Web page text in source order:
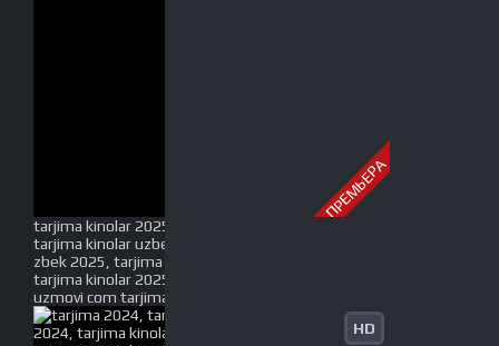
ПРЕМЬЕРА
tarjima kinolar 2025, uzbek tarjima kinolar 2025,
tarjima kinolar uzbek tilida 2025, tarjima kinolar o
zbek 2025, tarjima kinolar o zbek tilida 2025, yangi
tarjima kinolar 2025, uzmovi tarjima kinolar 2025,
uzmovi com tarjima kinolar 2025, uzbekcha t
HD